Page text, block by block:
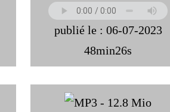
publié le : 06-07-2023
48min26s